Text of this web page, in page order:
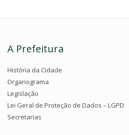
A Prefeitura
História da Cidade
Organograma
Legislação
Lei Geral de Proteção de Dados – LGPD
Secretarias